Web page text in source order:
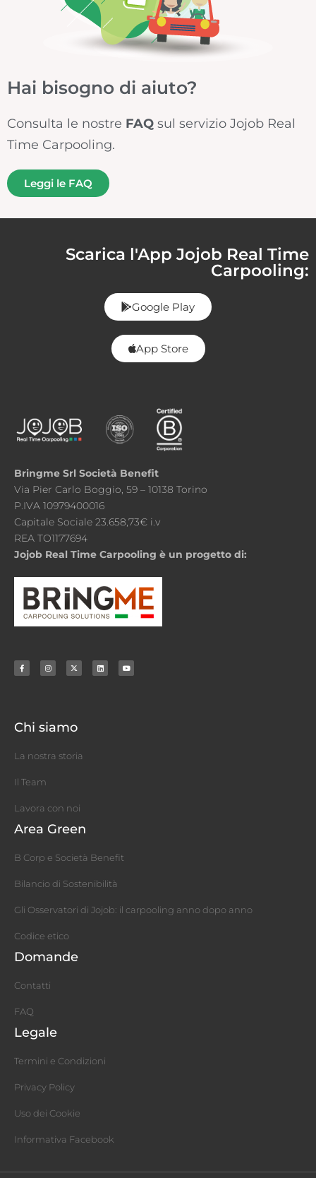
Hai bisogno di aiuto?
Consulta le nostre FAQ sul servizio Jojob Real
Time Carpooling.
Leggi le FAQ
Scarica l'App Jojob Real Time
Carpooling:
Google Play
App Store
Bringme Srl Società Benefit
Via Pier Carlo Boggio, 59 – 10138 Torino
P.IVA 10979400016
Capitale Sociale 23.658,73€ i.v
REA TO1177694
Jojob Real Time Carpooling è un progetto di:
Chi siamo
La nostra storia
Il Team
Lavora con noi
Area Green
B Corp e Società Benefit
Bilancio di Sostenibilità
Gli Osservatori di Jojob: il carpooling anno dopo anno
Codice etico
Domande
Contatti
FAQ
Legale
Termini e Condizioni
Privacy Policy
Uso dei Cookie
Informativa Facebook